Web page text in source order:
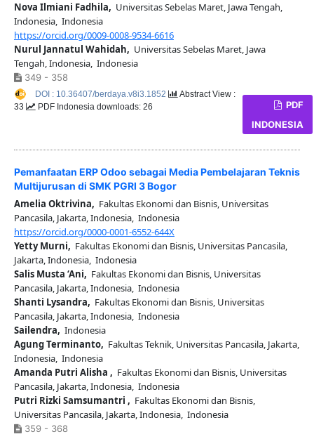
Nova Ilmiani Fadhila, Universitas Sebelas Maret, Jawa Tengah,
Indonesia, Indonesia
https://orcid.org/0009-0008-9534-6616
Nurul Jannatul Wahidah, Universitas Sebelas Maret, Jawa
Tengah, Indonesia, Indonesia
349 - 358
PDF
INDONESIA
DOI : 10.36407/berdaya.v8i3.1852
Abstract View :
33
PDF Indonesia downloads: 26
Pemanfaatan ERP Odoo sebagai Media Pembelajaran Teknis
Multijurusan di SMK PGRI 3 Bogor
Amelia Oktrivina, Fakultas Ekonomi dan Bisnis, Universitas
Pancasila, Jakarta, Indonesia, Indonesia
https://orcid.org/0000-0001-6552-644X
Yetty Murni, Fakultas Ekonomi dan Bisnis, Universitas Pancasila,
Jakarta, Indonesia, Indonesia
Salis Musta ‘Ani, Fakultas Ekonomi dan Bisnis, Universitas
Pancasila, Jakarta, Indonesia, Indonesia
Shanti Lysandra, Fakultas Ekonomi dan Bisnis, Universitas
Pancasila, Jakarta, Indonesia, Indonesia
Sailendra, Indonesia
Agung Terminanto, Fakultas Teknik, Universitas Pancasila, Jakarta,
Indonesia, Indonesia
Amanda Putri Alisha , Fakultas Ekonomi dan Bisnis, Universitas
Pancasila, Jakarta, Indonesia, Indonesia
Putri Rizki Samsumantri , Fakultas Ekonomi dan Bisnis,
Universitas Pancasila, Jakarta, Indonesia, Indonesia
359 - 368